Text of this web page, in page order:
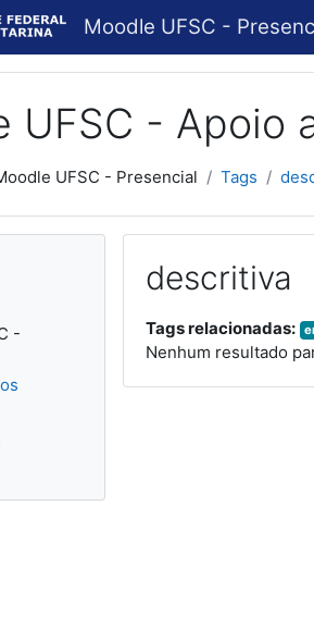
Moodle UFSC -
UFSC - Apoio
UFSC - Presencial Tags
descritiva
Tags relacionadas:
Nenhum resultado
-